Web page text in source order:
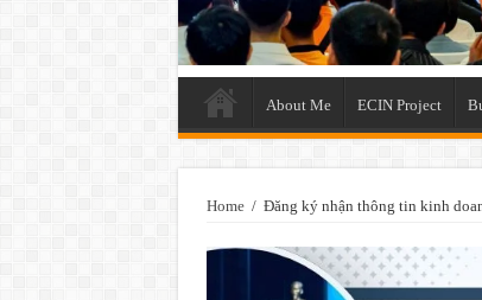
About Me ECIN Project
Home / Đăng ký nhận thông tin kinh